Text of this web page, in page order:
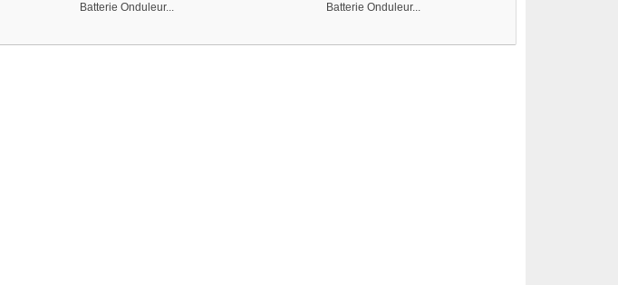
Batterie Onduleur... Batterie Onduleur...